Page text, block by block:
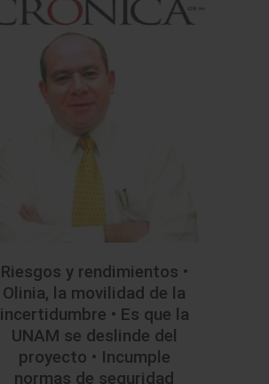
Riesgos y rendimientos •
Olinia, la movilidad de la
incertidumbre • Es que la
UNAM se deslinde del
proyecto • Incumple
normas de seguridad